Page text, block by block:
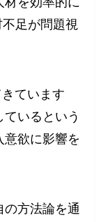
足が問題視
ています
いるという
欲に影響を
の方法論を通